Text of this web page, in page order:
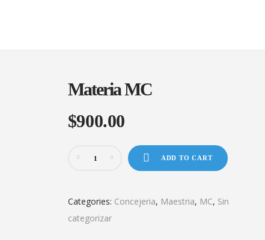
Materia MC
$900.00
ADD TO CART
Categories: Concejeria, Maestria, MC, Sin
categorizar